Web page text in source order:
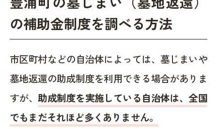
の補助金制度を調べる方法
市区町村などの自治体によっては、墓じまいや
墓地返還の助成制度を利用できる場合がありま
すが、助成制度を実施している自治体は、全国
でもまだそれほど多くありません。